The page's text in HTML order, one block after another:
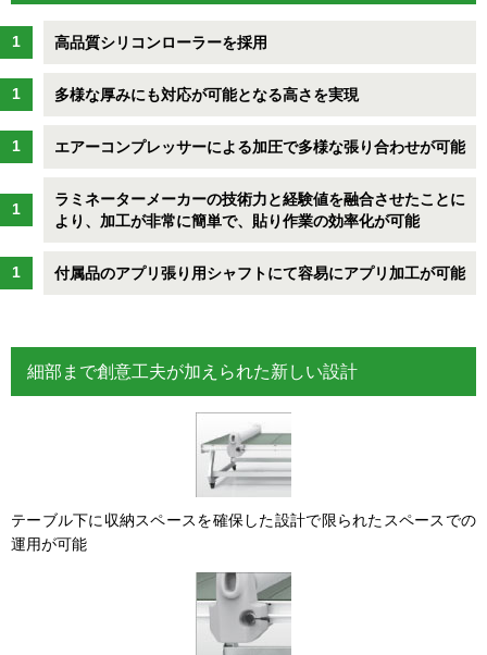
高品質シリコンローラーを採用
多様な厚みにも対応が可能となる高さを実現
エアーコンプレッサーによる加圧で多様な張り合わせが可能
ラミネーターメーカーの技術力と経験値を融合させたことに
より、加工が非常に簡単で、貼り作業の効率化が可能
付属品のアプリ張り用シャフトにて容易にアプリ加工が可能
細部まで創意工夫が加えられた新しい設計
テーブル下に収納スペースを確保した設計で限られたスペースでの
運用が可能